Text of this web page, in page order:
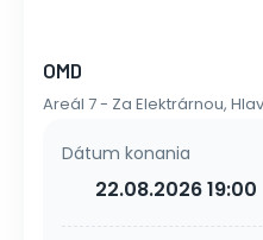
OMD
Areál 7 - Za Elektrárnou,
Dátum konania
22.08.2026 19:00